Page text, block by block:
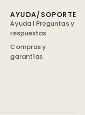
AYUDA/SOPORTE
Ayuda | Preguntas y
respuestas
Compras y
garantías